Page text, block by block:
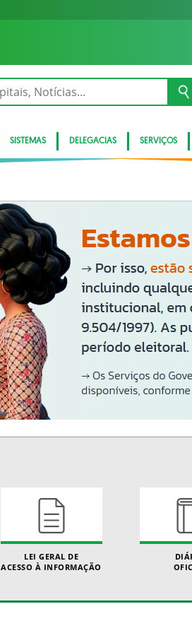
SISTEMAS DELEGACIAS SERVIÇOS
LEI GERAL DE
ACESSO À INFORMAÇÃO